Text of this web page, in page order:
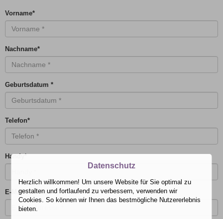
Vorname*
Nachname*
Geburtsdatum *
Telefon*
Handy*
E-Mail Adresse
Datenschutz
Herzlich willkommen! Um unsere Website für Sie optimal zu
gestalten und fortlaufend zu verbessern, verwenden wir
Cookies. So können wir Ihnen das bestmögliche Nutzererlebnis
bieten.